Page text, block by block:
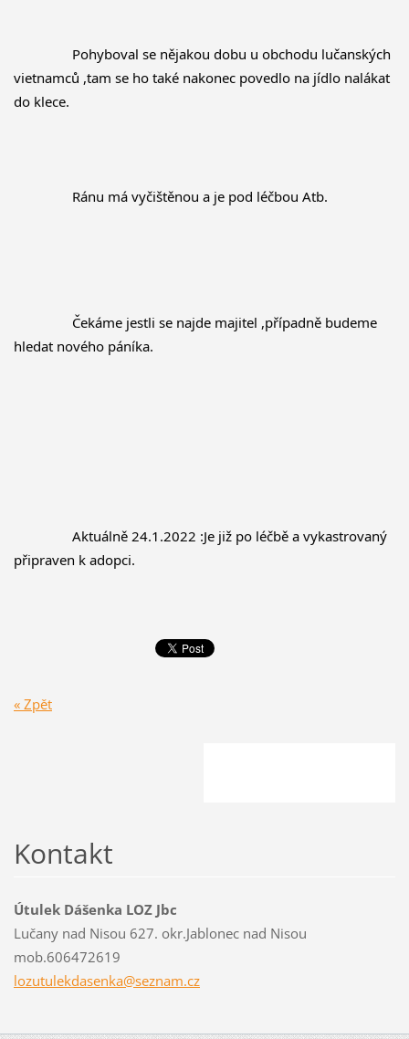
vietnamců ,tam se ho také nakonec povedlo na jídlo nalákat
do klece.
		Ránu má vyčištěnou a je pod léčbou Atb.
hledat nového páníka.
připraven k adopci.
« Zpět
Kontakt
Útulek Dášenka LOZ Jbc
Lučany nad Nisou 627. okr.Jablonec nad Nisou
mob.606472619
lozutulekdasenka@seznam.cz